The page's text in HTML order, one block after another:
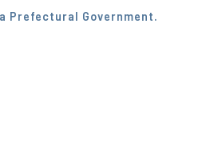
Prefectural Government.